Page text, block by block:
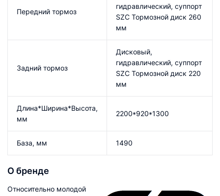
Передний тормоз
гидравлический, суппорт
SZC Тормозной диск 260
мм
Задний тормоз
Дисковый,
гидравлический, суппорт
SZC Тормозной диск 220
мм
Длина*Ширина*Высота,
мм
2200*920*1300
База, мм 1490
О бренде
Относительно молодой